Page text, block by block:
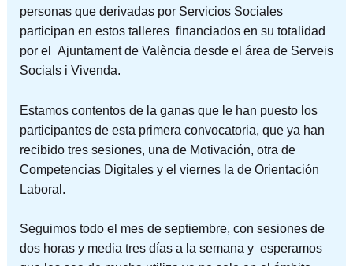
personas que derivadas por Servicios Sociales
participan en estos talleres financiados en su totalidad
por el Ajuntament de València desde el área de Serveis
Socials i Vivenda.
Estamos contentos de la ganas que le han puesto los
participantes de esta primera convocatoria, que ya han
recibido tres sesiones, una de Motivación, otra de
Competencias Digitales y el viernes la de Orientación
Laboral.
Seguimos todo el mes de septiembre, con sesiones de
dos horas y media tres días a la semana y esperamos